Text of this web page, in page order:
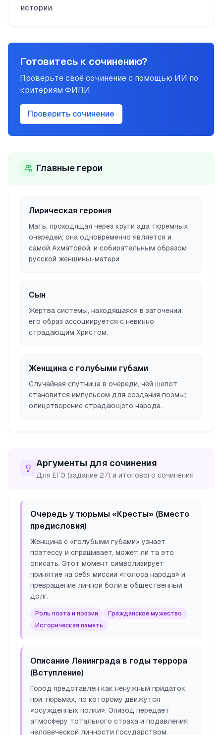
истории.
Готовитесь к сочинению?
Проверьте своё сочинение с помощью ИИ по
критериям ФИПИ
Проверить сочинение
Главные герои
Лирическая героиня
Мать, проходящая через круги ада тюремных
очередей; она одновременно является и
самой Ахматовой, и собирательным образом
русской женщины-матери.
Сын
Жертва системы, находящаяся в заточении;
его образ ассоциируется с невинно
страдающим Христом.
Женщина с голубыми губами
Случайная спутница в очереди, чей шепот
становится импульсом для создания поэмы;
олицетворение страдающего народа.
Аргументы для сочинения
Для ЕГЭ (задание 27) и итогового сочинения
Очередь у тюрьмы «Кресты» (Вместо
предисловия)
Женщина с «голубыми губами» узнает
поэтессу и спрашивает, может ли та это
описать. Этот момент символизирует
принятие на себя миссии «голоса народа» и
превращение личной боли в общественный
долг.
Роль поэта и поэзии
Гражданское мужество
Историческая память
Описание Ленинграда в годы террора
(Вступление)
Город представлен как ненужный придаток
при тюрьмах, по которому движутся
«осужденных полки». Эпизод передает
атмосферу тотального страха и подавления
человеческой личности государством.